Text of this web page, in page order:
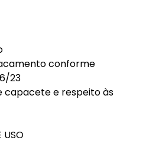
conforme
23
capacete e respeito às
USO